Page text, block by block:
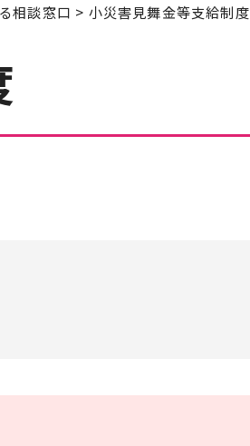
相談窓口 > 小災害見舞金等支給制度